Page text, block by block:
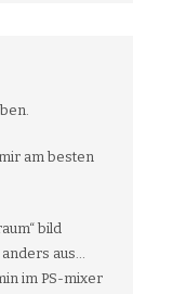
am besten
bild
aus…
im PS-mixer